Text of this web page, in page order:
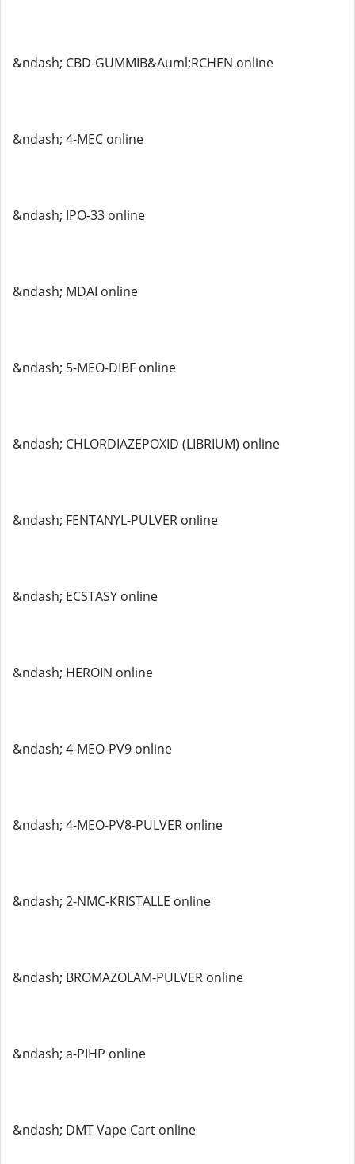
&ndash; CBD-GUMMIB&Auml;RCHEN online
&ndash; 4-MEC online
&ndash; IPO-33 online
&ndash; MDAI online
&ndash; 5-MEO-DIBF online
&ndash; CHLORDIAZEPOXID (LIBRIUM) online
&ndash; FENTANYL-PULVER online
&ndash; ECSTASY online
&ndash; HEROIN online
&ndash; 4-MEO-PV9 online
&ndash; 4-MEO-PV8-PULVER online
&ndash; 2-NMC-KRISTALLE online
&ndash; BROMAZOLAM-PULVER online
&ndash; a-PIHP online
&ndash; DMT Vape Cart online